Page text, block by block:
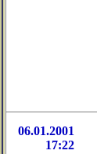
06.01.2001
17:22